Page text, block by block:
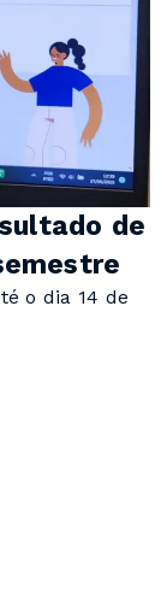
de
o dia 14 de